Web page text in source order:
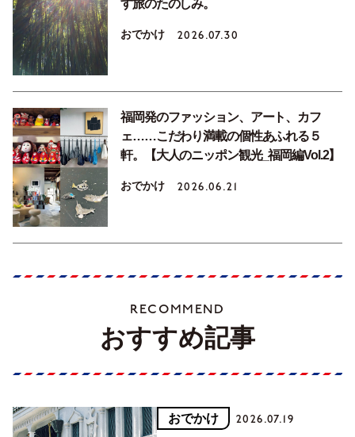
す旅のたのしみ。
おでかけ 2026.07.30
福岡発のファッション、アート、カフ
ェ……こだわり満載の個性あふれる５
軒。【大人のニッポン観光_福岡編Vol.2】
おでかけ 2026.06.21
RECOMMEND
おすすめ記事
おでかけ 2026.07.19